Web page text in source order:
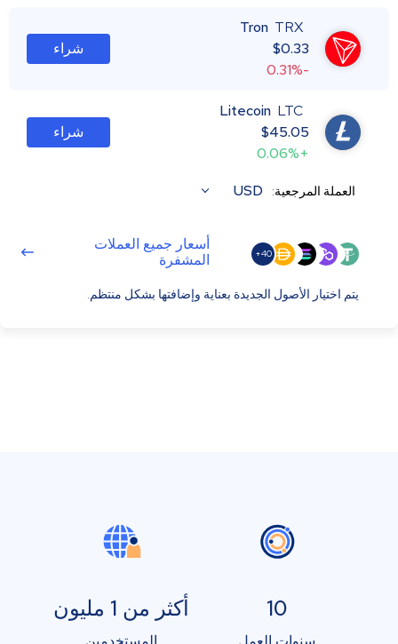
Tron TRX
$0.33
-0.31%
شراء
Litecoin LTC
$45.05
+0.06%
شراء
العملة المرجعية: USD
40+
أسعار جميع العملات
المشفرة
يتم اختيار الأصول الجديدة بعناية وإضافتها بشكل منتظم.
10 أكثر من 1 مليون